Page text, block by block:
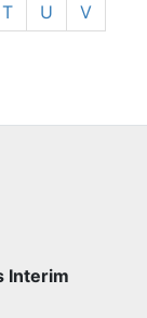
T U
V
Interim